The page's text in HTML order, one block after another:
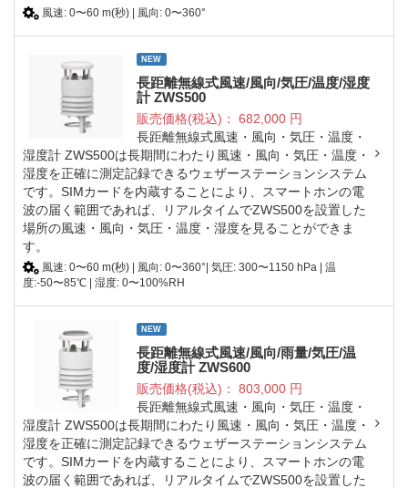
風速: 0〜60 m(秒) | 風向: 0〜360°
NEW
長距離無線式風速/風向/気圧/温度/湿度
計 ZWS500
販売価格(税込)： 682,000円
長距離無線式風速・風向・気圧・温度・
湿度計 ZWS500は長期間にわたり風速・風向・気圧・温度・
湿度を正確に測定記録できるウェザーステーションシステム
です。SIMカードを内蔵することにより、スマートホンの電
波の届く範囲であれば、リアルタイムでZWS500を設置した
場所の風速・風向・気圧・温度・湿度を見ることができま
す。
風速: 0〜60 m(秒) | 風向: 0〜360°| 気圧: 300〜1150 hPa | 温
度:-50〜85℃ | 湿度: 0〜100%RH
NEW
長距離無線式風速/風向/雨量/気圧/温
度/湿度計 ZWS600
販売価格(税込)： 803,000円
長距離無線式風速・風向・気圧・温度・
湿度計 ZWS500は長期間にわたり風速・風向・気圧・温度・
湿度を正確に測定記録できるウェザーステーションシステム
です。SIMカードを内蔵することにより、スマートホンの電
波の届く範囲であれば、リアルタイムでZWS500を設置した